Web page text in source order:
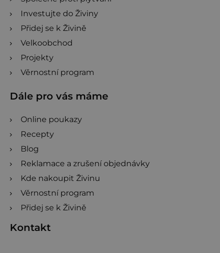
Investujte do Živiny
Přidej se k Živině
Velkoobchod
Projekty
Věrnostní program
Dále pro vás máme
Online poukazy
Recepty
Blog
Reklamace a zrušení objednávky
Kde nakoupit Živinu
Věrnostní program
Přidej se k Živině
Kontakt